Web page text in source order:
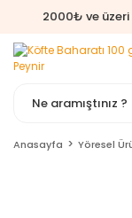
2000₺ ve üzeri
Anasayfa Yöresel